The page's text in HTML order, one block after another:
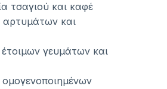
τσαγιού και καφέ
και
γευμάτων και